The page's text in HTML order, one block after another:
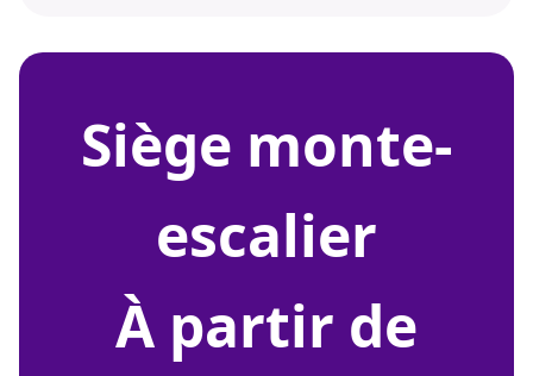
siège monte-
escalier
À partir de